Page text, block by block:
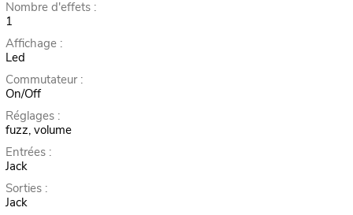
Nombre d'effets :
1
Affichage :
Led
Commutateur :
On/Off
Réglages :
fuzz, volume
Entrées :
Jack
Sorties :
Jack